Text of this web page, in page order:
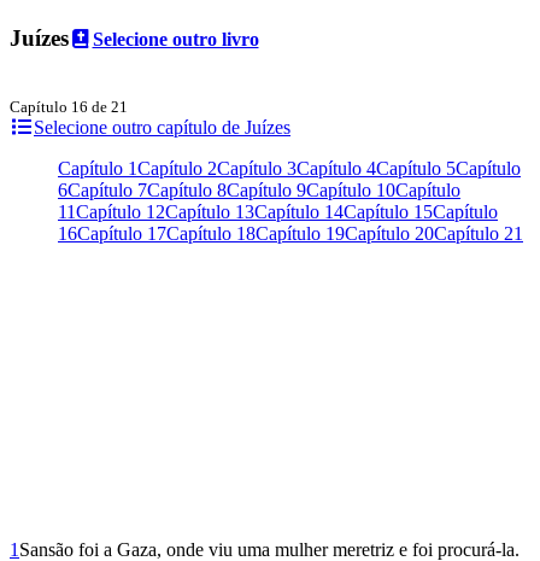
Juízes Selecione outro livro
Capítulo 16 de 21
Selecione outro capítulo de Juízes
Capítulo 1Capítulo 2Capítulo 3Capítulo 4Capítulo 5Capítulo
6Capítulo 7Capítulo 8Capítulo 9Capítulo 10Capítulo
11Capítulo 12Capítulo 13Capítulo 14Capítulo 15Capítulo
16Capítulo 17Capítulo 18Capítulo 19Capítulo 20Capítulo 21
1 Sansão foi a Gaza, onde viu uma mulher meretriz e foi procurá-la.